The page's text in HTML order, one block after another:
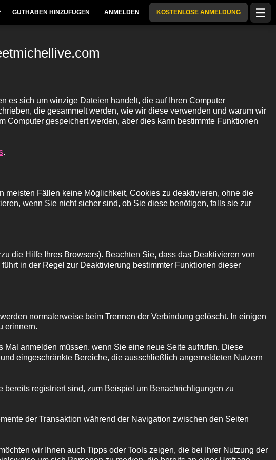
GUTHABEN HINZUFÜGEN ANMELDEN KOSTENLOSE ANMELDUNG
es sich um winzige Dateien handelt, die auf Ihren Computer
die gesammelt werden, wie wir diese verwenden und warum wir
gespeichert werden, aber dies kann bestimmte Funktionen
.
Fällen keine Möglichkeit, Cookies zu deaktivieren, ohne die
wenn Sie nicht sicher sind, ob Sie diese benötigen, falls sie zur
die Hilfe Ihres Browsers). Beachten Sie, dass das Deaktivieren von
in der Regel zur Deaktivierung bestimmter Funktionen dieser
normalerweise beim Trennen der Verbindung gelöscht. In einigen
erinnern.
anmelden müssen, wenn Sie eine neue Seite aufrufen. Diese
eingeschränkte Bereiche, die ausschließlich angemeldeten Nutzern
registriert sind, zum Beispiel um Benachrichtigungen zu
der Transaktion während der Navigation zwischen den Seiten
wir Ihnen auch Tipps oder Tools zeigen, die bei Ihrer Nutzung der